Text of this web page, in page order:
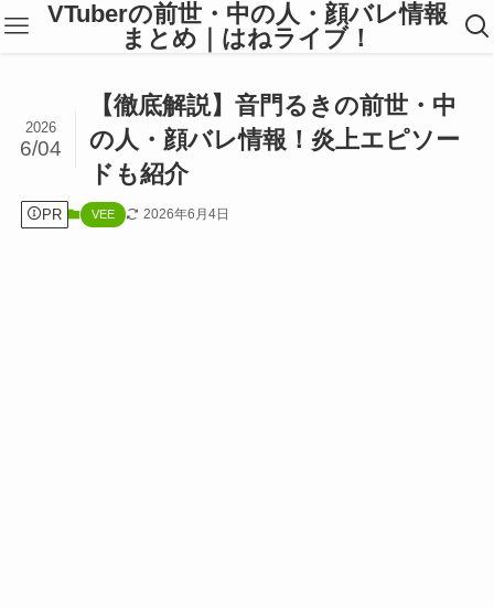
VTuberの前世・中の人・顔バレ情報
まとめ｜はねライブ！
【徹底解説】音門るきの前世・中
の人・顔バレ情報！炎上エピソー
ドも紹介
2026
6/04
PR VEE 2026年6月4日